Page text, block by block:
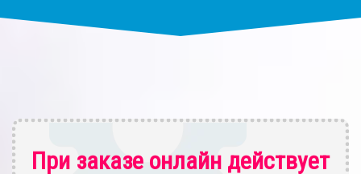
При заказе онлайн действует